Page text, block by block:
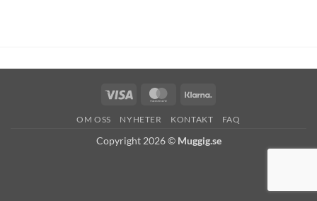
Visa MasterCard
OM OSS NYHETER KONTAKT FAQ
Copyright 2026 © Muggig.se